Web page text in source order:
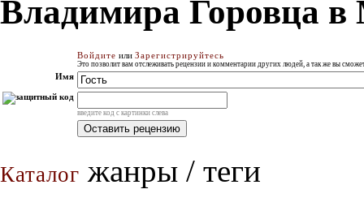
Владимира Горовца в
Войдите или Зарегистрируйтесь
Это позволит вам отслеживать рецензии и комментарии других людей, а так же вы
Имя
введите код с картинки слева
Каталог жанры / теги